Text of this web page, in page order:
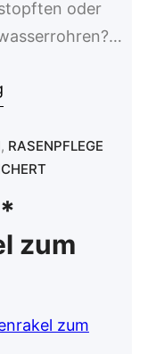
oder
für
oder
besuche.
✅ 50m
Sie
Schäden
befinden.✅
, RASENPFLEGE
zum